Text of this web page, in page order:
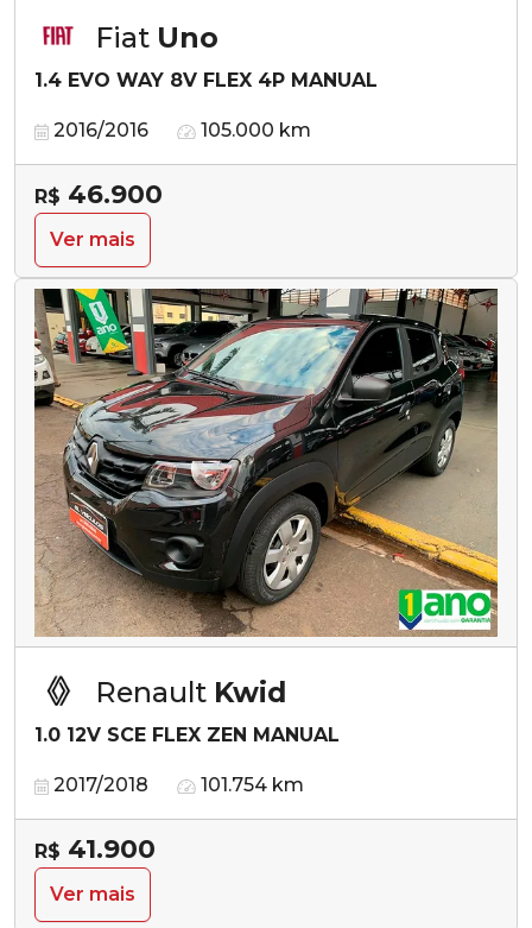
Fiat Uno
1.4 EVO WAY 8V FLEX 4P MANUAL
2016/2016 105.000 km
R$ 46.900
Ver mais
Renault Kwid
1.0 12V SCE FLEX ZEN MANUAL
2017/2018 101.754 km
R$ 41.900
Ver mais